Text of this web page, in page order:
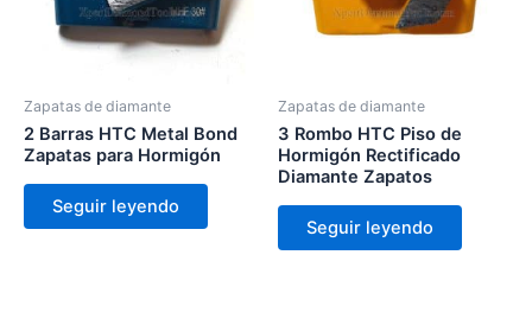
Zapatas de diamante
2 Barras HTC Metal Bond
Zapatas para Hormigón
Seguir leyendo
Zapatas de diamante
3 Rombo HTC Piso de
Hormigón Rectificado
Diamante Zapatos
Seguir leyendo